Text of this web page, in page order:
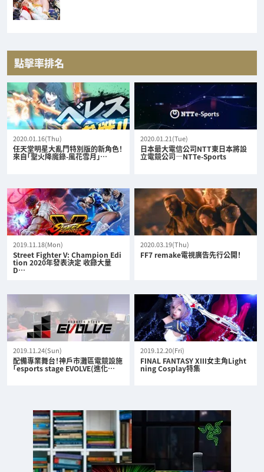
點擊率排名
2020.01.16(Thu)
任天堂明星大亂鬥特別版的新角色！
來自「聖火降魔錄-風花雪月」…
2020.01.21(Tue)
日本最大電信公司NTT東日本將設
立電競公司—NTTe-Sports
2019.11.18(Mon)
Street Fighter V: Champion Edi
tion 2020年發表決定 收錄大量
D…
2020.03.19(Thu)
FF7 remake電視廣告先行公開！
2019.11.24(Sun)
配備專業舞台！神戶市灘區電競設施
「esports stage EVOLVE(進化…
2019.12.20(Fri)
FINAL FANTASY XIII女主角Light
ning Cosplay特集